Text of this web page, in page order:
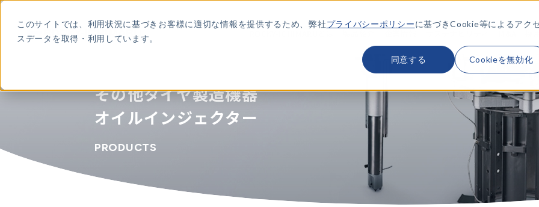
このサイトでは、利用状況に基づきお客様に適切な情報を提供するため、弊社プライバシーポリシーに基づきCookie等によるアク
スデータを取得・利用しています。
同意する Cookieを無効化
文
ス
その他タイヤ製造機器
オイルインジェクター
PRODUCTS